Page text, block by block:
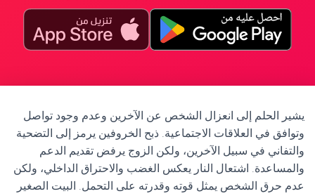
يشير الحلم إلى انعزال الشخص عن الآخرين وعدم وجود تواصل
وتوافق في العلاقات الاجتماعية. ذبح الخروفين يرمز إلى التضحية
والتفاني في سبيل الآخرين، ولكن الزوج يرفض تقديم الدعم
والمساعدة. اشتعال النار يعكس الغضب والاحتراق الداخلي، ولكن
عدم حرق الشخص يمثل قوته وقدرته على التحمل. البيت الصغير